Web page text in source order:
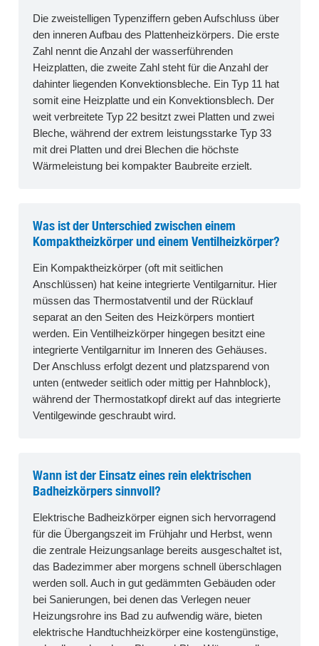
Die zweistelligen Typenziffern geben Aufschluss über
den inneren Aufbau des Plattenheizkörpers. Die erste
Zahl nennt die Anzahl der wasserführenden
Heizplatten, die zweite Zahl steht für die Anzahl der
dahinter liegenden Konvektionsbleche. Ein Typ 11 hat
somit eine Heizplatte und ein Konvektionsblech. Der
weit verbreitete Typ 22 besitzt zwei Platten und zwei
Bleche, während der extrem leistungsstarke Typ 33
mit drei Platten und drei Blechen die höchste
Wärmeleistung bei kompakter Baubreite erzielt.
Was ist der Unterschied zwischen einem
Kompaktheizkörper und einem Ventilheizkörper?
Ein Kompaktheizkörper (oft mit seitlichen
Anschlüssen) hat keine integrierte Ventilgarnitur. Hier
müssen das Thermostatventil und der Rücklauf
separat an den Seiten des Heizkörpers montiert
werden. Ein Ventilheizkörper hingegen besitzt eine
integrierte Ventilgarnitur im Inneren des Gehäuses.
Der Anschluss erfolgt dezent und platzsparend von
unten (entweder seitlich oder mittig per Hahnblock),
während der Thermostatkopf direkt auf das integrierte
Ventilgewinde geschraubt wird.
Wann ist der Einsatz eines rein elektrischen
Badheizkörpers sinnvoll?
Elektrische Badheizkörper eignen sich hervorragend
für die Übergangszeit im Frühjahr und Herbst, wenn
die zentrale Heizungsanlage bereits ausgeschaltet ist,
das Badezimmer aber morgens schnell überschlagen
werden soll. Auch in gut gedämmten Gebäuden oder
bei Sanierungen, bei denen das Verlegen neuer
Heizungsrohre ins Bad zu aufwendig wäre, bieten
elektrische Handtuchheizkörper eine kostengünstige,